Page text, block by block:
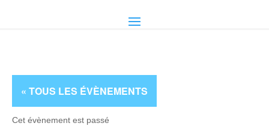
« TOUS LES ÉVÈNEMENTS
Cet évènement est passé